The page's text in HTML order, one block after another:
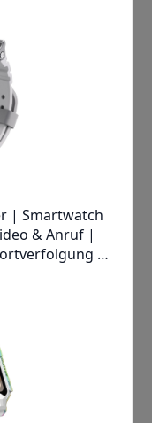
neues
ihrer
einem
Display
Profil
Eltern
bzw.
50
von den
nur diese